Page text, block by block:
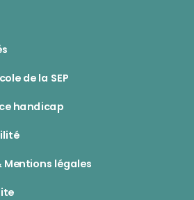
de la SEP
handicap
Mentions légales